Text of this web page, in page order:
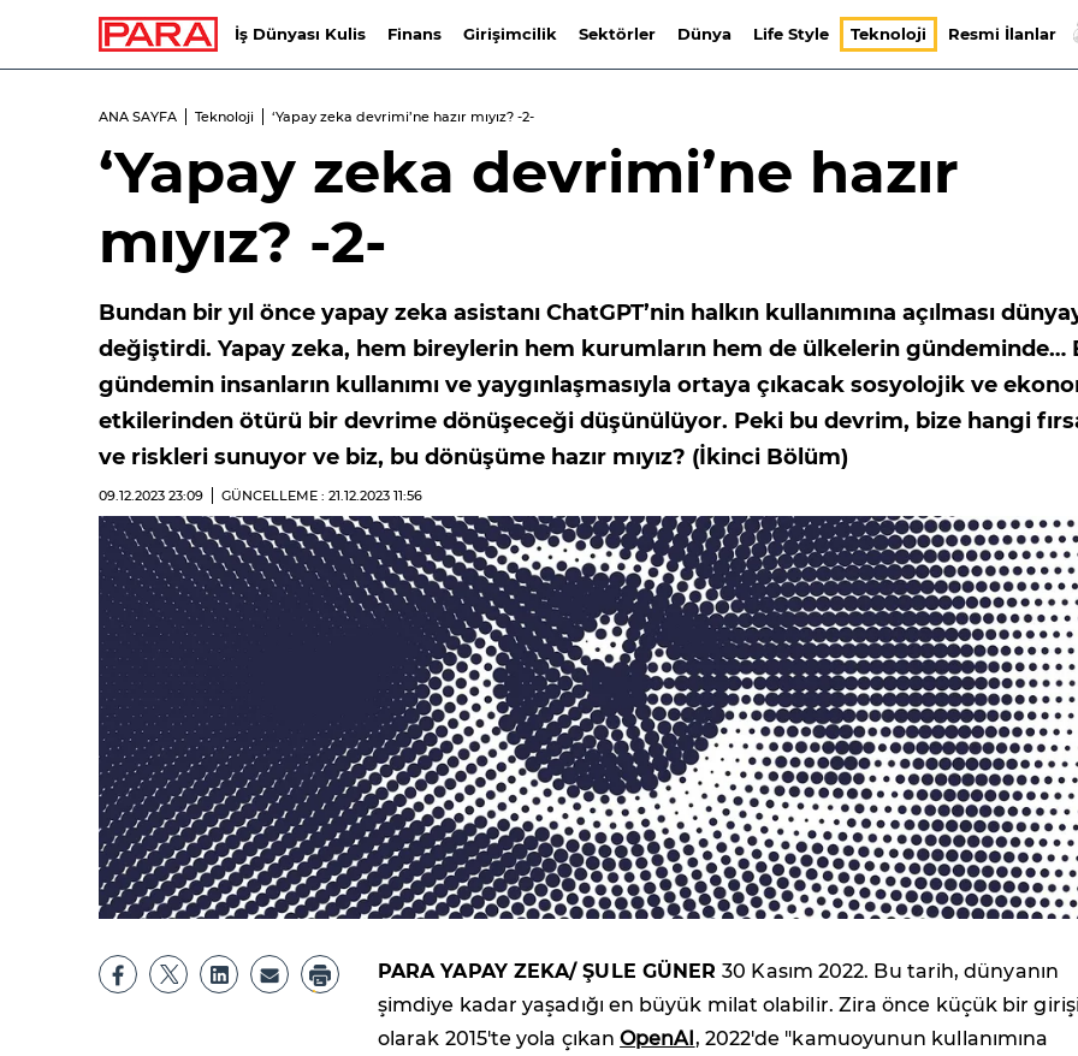
İş Dünyası Kulis Finans Girişimcilik Sektörler Dünya Life Style Teknoloji Resmi İlanlar
ANA SAYFA Teknoloji ‘Yapay zeka devrimi’ne hazır mıyız? -2-
‘Yapay zeka devrimi’ne hazır
mıyız? -2-
Bundan bir yıl önce yapay zeka asistanı ChatGPT’nin halkın kullanımına açılması
değiştirdi. Yapay zeka, hem bireylerin hem kurumların hem de ülkelerin gündeminde…
gündemin insanların kullanımı ve yaygınlaşmasıyla ortaya çıkacak sosyolojik ve
etkilerinden ötürü bir devrime dönüşeceği düşünülüyor. Peki bu devrim, bize hangi
ve riskleri sunuyor ve biz, bu dönüşüme hazır mıyız? (İkinci Bölüm)
09.12.2023 23:09 GÜNCELLEME : 21.12.2023 11:56
PARA YAPAY ZEKA/ ŞULE GÜNER30 Kasım 2022. Bu tarih, dünyanın
şimdiye kadar yaşadığı en büyük milat olabilir. Zira önce küçük bir
olarak 2015'te yola çıkanOpenAI , 2022'de "kamuoyunun kullanımına